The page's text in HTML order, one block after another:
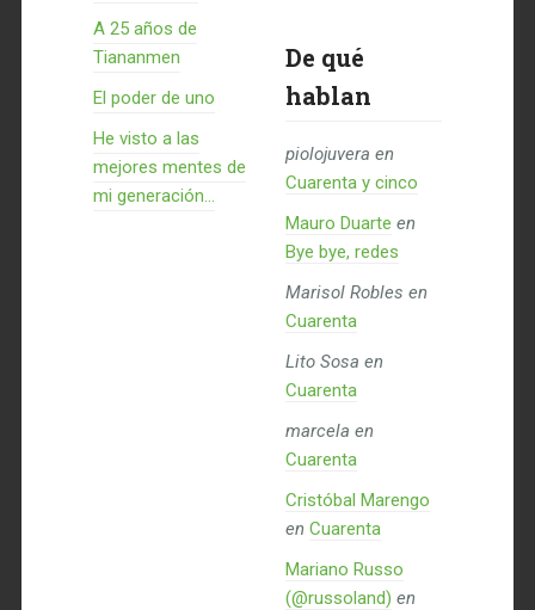
A 25 años de
Tiananmen
El poder de uno
He visto a las
mejores mentes de
mi generación…
De qué
hablan
piolojuvera en
Cuarenta y cinco
Mauro Duarte en
Bye bye, redes
Marisol Robles en
Cuarenta
Lito Sosa en
Cuarenta
marcela en
Cuarenta
Cristóbal Marengo
en Cuarenta
Mariano Russo
(@russoland) en